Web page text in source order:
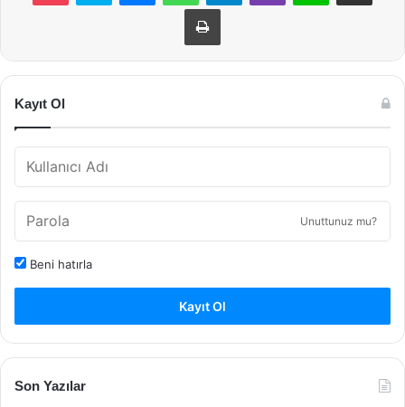
Yazdır
Kayıt Ol
Unuttunuz mu?
Beni hatırla
Kayıt Ol
Son Yazılar